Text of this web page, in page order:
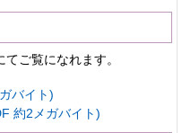
ご覧になれます。
バイト)
約2メガバイト)